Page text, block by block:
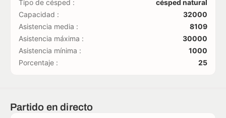
Tipo de césped :
césped natural
Capacidad :
32000
Asistencia media :
8109
Asistencia máxima :
30000
Asistencia mínima :
1000
Porcentaje :
25
Partido en directo